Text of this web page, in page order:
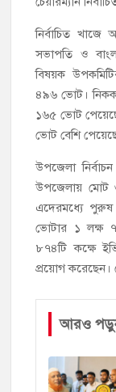
নির্বাচিত
সভাপতি ও
বিষয়ক
৪৯৬ ভোট।
১৬৫ ভোট
ভোট বেশি
উপজেলা
উপজেলায় মোট
এদেরমধ্যে
ভোটার ১ লক্ষ
৮৭৪টি কক্ষে
প্রয়োগ
আরও